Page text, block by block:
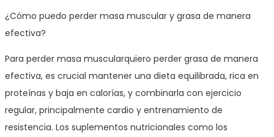
¿Cómo puedo perder masa muscular y grasa de manera
efectiva?
Para perder masa muscularquiero perder grasa de manera
efectiva, es crucial mantener una dieta equilibrada, rica en
proteínas y baja en calorías, y combinarla con ejercicio
regular, principalmente cardio y entrenamiento de
resistencia. Los suplementos nutricionales como los